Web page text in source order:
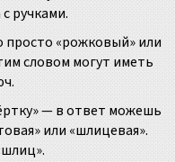
ручками.
просто «рожковый» или
словом могут иметь
— в ответ можешь
или «шлицевая».